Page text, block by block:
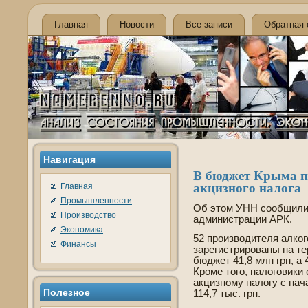
Главная Новости Все записи Обратная
Навигация
Главная
Промышленности
Производство
Экономика
Финансы
Полезное
В бюджет Крыма
акцизного налога
Об этом УНН сообщили
администрации АРК.
52 производителя
зарегистрированы на
бюджет 41,8 млн грн, а
Кроме того,
акцизному налогу с
114,7 тыс. грн.